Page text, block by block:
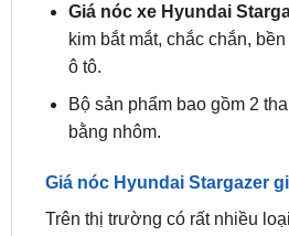
Giá nóc xe Hyundai
kim bắt mắt, chắc chắn,
ô tô.
Bộ sản phẩm bao gồm 2
bằng nhôm.
Giá nóc Hyundai Stargazer
Trên thị trường có rất nhiều